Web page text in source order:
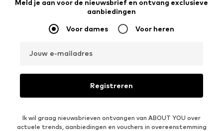
Meld je aan voor de nieuwsbrief en ontvang exclusieve
aanbiedingen
Voor dames Voor heren
Jouw e-mailadres
Registreren
Ik wil graag nieuwsbrieven ontvangen van ABOUT YOU over
actuele trends, aanbiedingen en vouchers in overeenstemming